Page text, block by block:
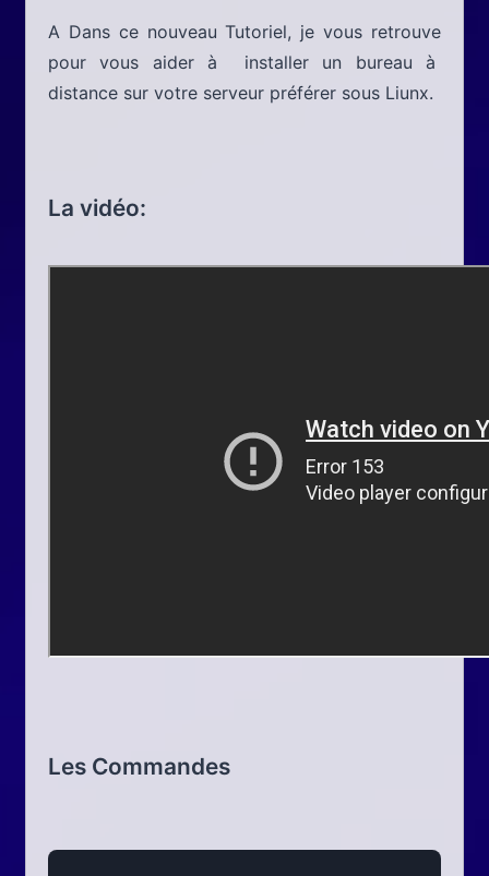
A Dans ce nouveau Tutoriel, je vous retrouve
pour vous aider à installer un bureau à
distance sur votre serveur préférer sous Liunx.
La vidéo:
Les Commandes